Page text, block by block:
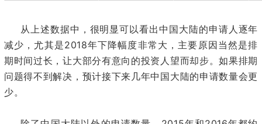
从上述数据中，很明显可以看出中国大陆的申请人逐年
减少，尤其是2018年下降幅度非常大，主要原因当然是排
期时间过长，让大部分有意向的投资人望而却步。如果排期
问题得不到解决，预计接下来几年中国大陆的申请数量会更
少。